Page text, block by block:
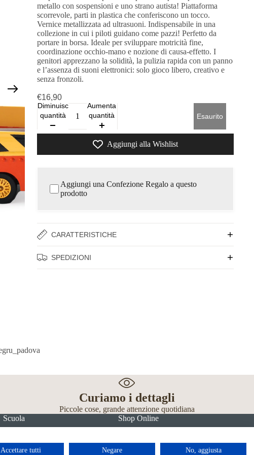
metallo con sospensioni e uno strano autista! Piattaforma
scorrevole, parti in plastica che conferiscono un tocco.
Vernice metallizzata ad ultrasuoni. Indispensabile in una
collezione in cui i piloti guidano come pazzi! Perfetto da
portare in borsa. Ideale per sviluppare motricità fine,
coordinazione occhio‑mano e nozione di causa‑effetto. I
genitori apprezzano la solidità, la pulizia rapida con un panno
e l’assenza di suoni elettronici: solo gioco libero, creativo e
senza fronzoli.
€16,90
Diminuisci
quantità
Aumenta
quantità
Esaurito
Aggiungi alla Wishlist
Aggiungi una Confezione Regalo a questo
prodotto
CARATTERISTICHE
SPEDIZIONI
Curiamo i dettagli
Piccole cose, grande attenzione quotidiana
Scuola Shop Online
Accettare tutti Negare No, aggiusta